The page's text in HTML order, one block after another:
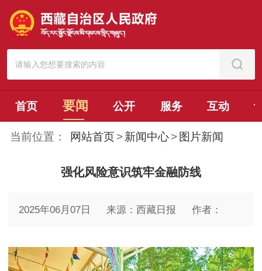
首页 要闻 公开 服务 互动
当前位置： 网站首页 > 新闻中心 > 图片新闻
强化风险意识筑牢金融防线
2025年06月07日 来源：西藏日报 作者：